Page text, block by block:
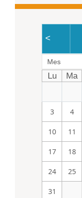
<
Mes
Lu Ma
3 4
10 11
17 18
24 25
31